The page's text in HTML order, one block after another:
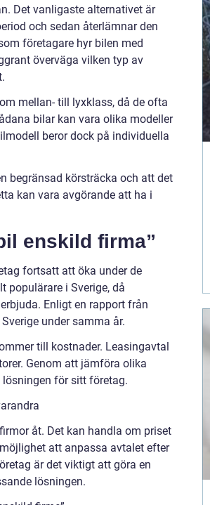
Det vanligaste alternativet är
och sedan återlämnar den
företagare hyr bilen med
överväga vilken typ av
mellan- till lyxklass, då de ofta
bilar kan vara olika modeller
beror dock på individuella
begränsad körsträcka och att det
kan vara avgörande att ha i
enskild firma”
fortsatt att öka under de
populärare i Sverige, då
Enligt en rapport från
under samma år.
till kostnader. Leasingavtal
Genom att jämföra olika
för sitt företag.
åt. Det kan handla om priset
att anpassa avtalet efter
är det viktigt att göra en
lösningen.